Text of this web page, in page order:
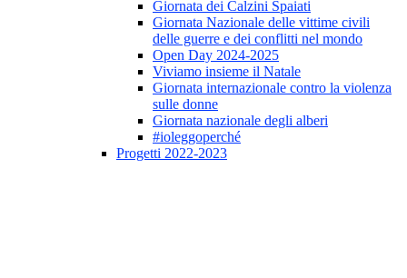
Giornata dei Calzini Spaiati
Giornata Nazionale delle vittime civili
delle guerre e dei conflitti nel mondo
Open Day 2024-2025
Viviamo insieme il Natale
Giornata internazionale contro la violenza
sulle donne
Giornata nazionale degli alberi
#ioleggoperché
Progetti 2022-2023